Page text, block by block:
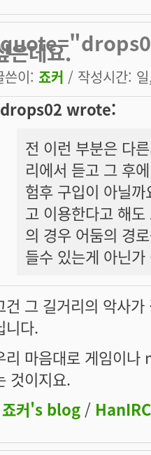
은데요.
쓴이: 죠커 / 작성시간:
drops02 wrote:
전 이런 부분은 다
리에서 듣고 그 후
험후 구입이 아닐
고 이용한다고 해
의 경우 어둠의 경
들수 있는게 아닌
건 그 길거리의 악사
니다.
리 마음대로 게임이나
것이지요.
죠커's blog /